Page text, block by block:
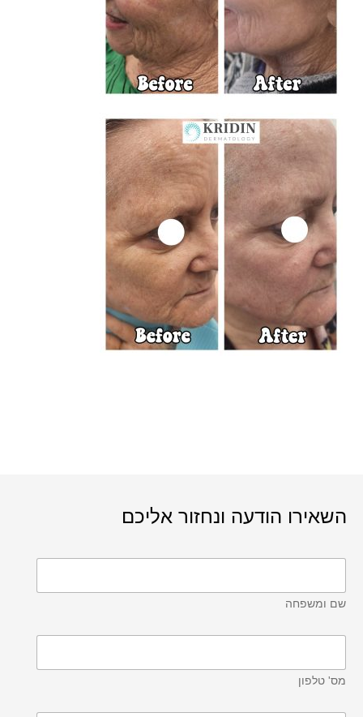
השאירו הודעה ונחזור אליכם
שם ומשפחה
מס' טלפון